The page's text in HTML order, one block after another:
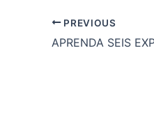
PREVIOUS